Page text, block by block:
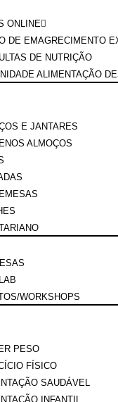
ONLINE
DE EMAGRECIMENTO
DE NUTRIÇÃO
ALIMENTAÇÃO
E JANTARES
ALMOÇOS
WORKSHOPS
PESO
FÍSICO
SAUDÁVEL
INFANTIL